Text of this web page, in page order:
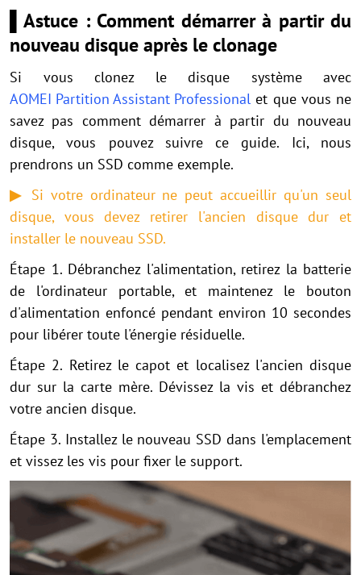
▌Astuce : Comment démarrer à partir du
nouveau disque après le clonage
Si vous clonez le disque système avec
AOMEI Partition Assistant Professional et que vous ne
savez pas comment démarrer à partir du nouveau
disque, vous pouvez suivre ce guide. Ici, nous
prendrons un SSD comme exemple.
▶ Si votre ordinateur ne peut accueillir qu'un seul
disque, vous devez retirer l'ancien disque dur et
installer le nouveau SSD.
Étape 1. Débranchez l'alimentation, retirez la batterie
de l'ordinateur portable, et maintenez le bouton
d'alimentation enfoncé pendant environ 10 secondes
pour libérer toute l'énergie résiduelle.
Étape 2. Retirez le capot et localisez l'ancien disque
dur sur la carte mère. Dévissez la vis et débranchez
votre ancien disque.
Étape 3. Installez le nouveau SSD dans l'emplacement
et vissez les vis pour fixer le support.